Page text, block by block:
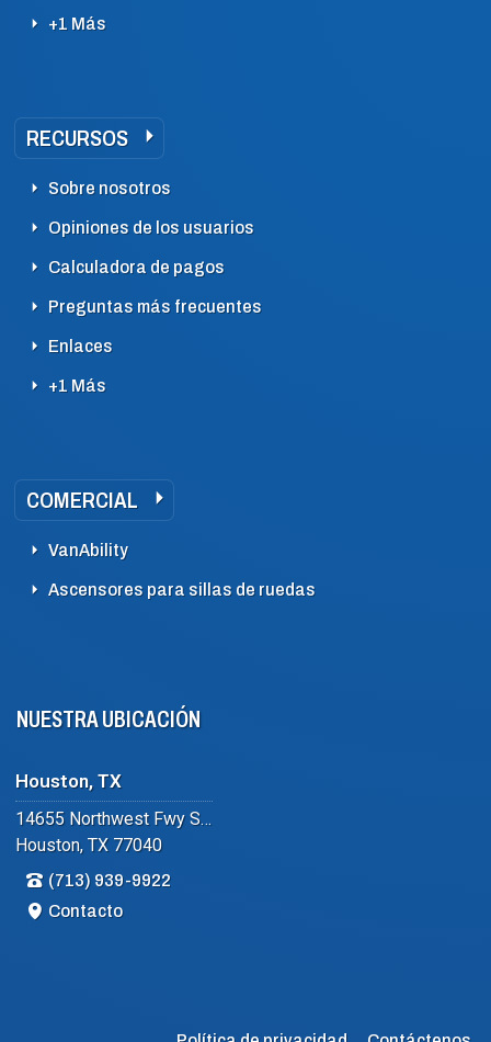
+1 Más
RECURSOS
Sobre nosotros
Opiniones de los usuarios
Calculadora de pagos
Preguntas más frecuentes
Enlaces
+1 Más
COMERCIAL
VanAbility
Ascensores para sillas de ruedas
NUESTRA UBICACIÓN
Houston, TX
14655 Northwest Fwy Suite #102
Houston, TX 77040
(713) 939-9922
Contacto